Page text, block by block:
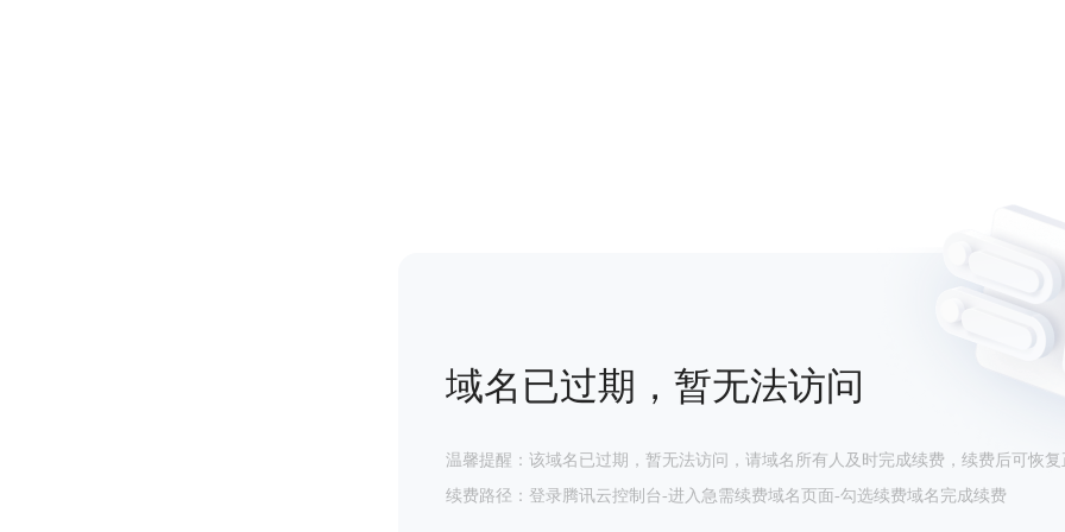
域名已过期，暂无法访问
温馨提醒：该域名已过期，暂无法访问，请域名所有人及时完成续费，续费后可恢复
续费路径：登录腾讯云控制台-进入急需续费域名页面-勾选续费域名完成续费